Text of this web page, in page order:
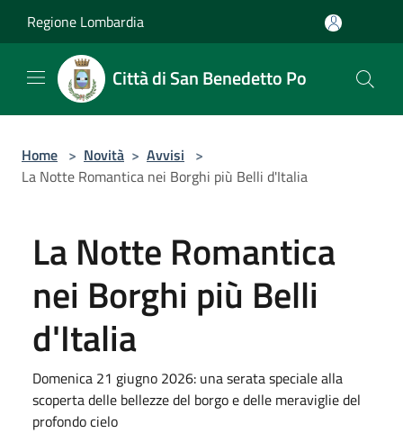
Regione Lombardia
Città di San Benedetto Po
Home > Novità > Avvisi >
La Notte Romantica nei Borghi più Belli d'Italia
La Notte Romantica
nei Borghi più Belli
d'Italia
Domenica 21 giugno 2026: una serata speciale alla
scoperta delle bellezze del borgo e delle meraviglie del
profondo cielo